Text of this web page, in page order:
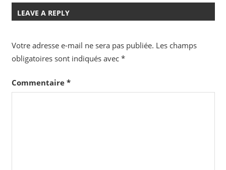
LEAVE A REPLY
Votre adresse e-mail ne sera pas publiée. Les champs
obligatoires sont indiqués avec *
Commentaire *